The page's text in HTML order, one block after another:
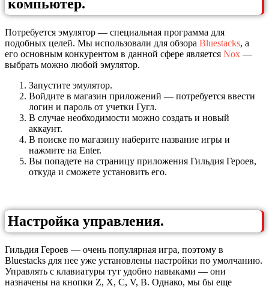
компьютер.
Потребуется эмулятор — специальная программа для
подобных целей. Мы использовали для обзора Bluestacks, а
его основным конкурентом в данной сфере является Nox —
выбрать можно любой эмулятор.
Запустите эмулятор.
Войдите в магазин приложений — потребуется ввести
логин и пароль от учетки Гугл.
В случае необходимости можно создать и новый
аккаунт.
В поиске по магазину наберите название игры и
нажмите на Enter.
Вы попадете на страницу приложения Гильдия Героев,
откуда и сможете установить его.
Настройка управления.
Гильдия Героев — очень популярная игра, поэтому в
Bluestacks для нее уже установлены настройки по умолчанию.
Управлять с клавиатуры тут удобно навыками — они
назначены на кнопки Z, X, C, V, B. Однако, мы бы еще